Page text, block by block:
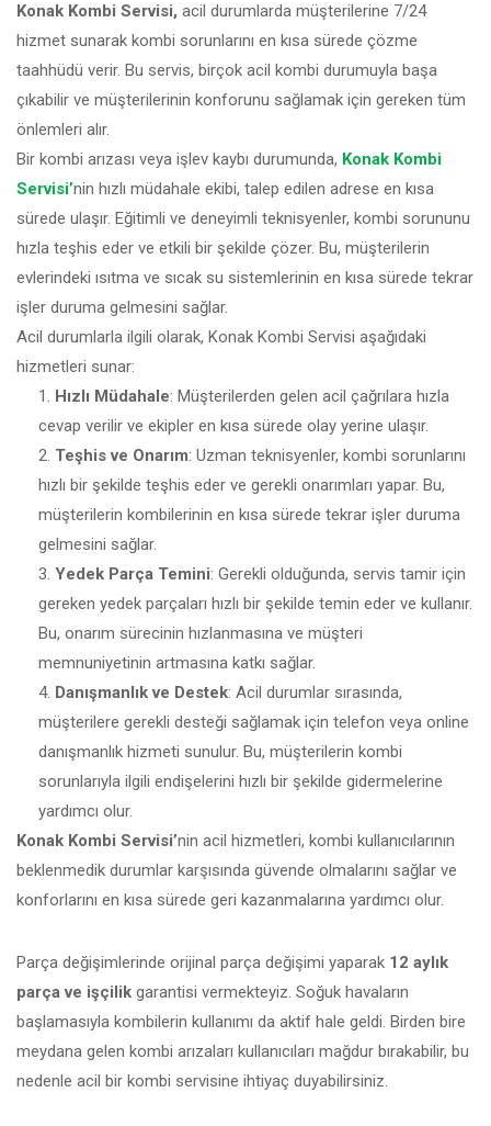
Konak Kombi Servisi, acil durumlarda müşterilerine 7/24
hizmet sunarak kombi sorunlarını en kısa sürede çözme
taahhüdü verir. Bu servis, birçok acil kombi durumuyla başa
çıkabilir ve müşterilerinin konforunu sağlamak için gereken tüm
önlemleri alır.
Bir kombi arızası veya işlev kaybı durumunda, Konak Kombi
Servisi’nin hızlı müdahale ekibi, talep edilen adrese en kısa
sürede ulaşır. Eğitimli ve deneyimli teknisyenler, kombi sorununu
hızla teşhis eder ve etkili bir şekilde çözer. Bu, müşterilerin
evlerindeki ısıtma ve sıcak su sistemlerinin en kısa sürede tekrar
işler duruma gelmesini sağlar.
Acil durumlarla ilgili olarak, Konak Kombi Servisi aşağıdaki
hizmetleri sunar:
Hızlı Müdahale: Müşterilerden gelen acil çağrılara hızla
cevap verilir ve ekipler en kısa sürede olay yerine ulaşır.
Teşhis ve Onarım: Uzman teknisyenler, kombi sorunlarını
hızlı bir şekilde teşhis eder ve gerekli onarımları yapar. Bu,
müşterilerin kombilerinin en kısa sürede tekrar işler duruma
gelmesini sağlar.
Yedek Parça Temini: Gerekli olduğunda, servis tamir için
gereken yedek parçaları hızlı bir şekilde temin eder ve kullanır.
Bu, onarım sürecinin hızlanmasına ve müşteri
memnuniyetinin artmasına katkı sağlar.
Danışmanlık ve Destek: Acil durumlar sırasında,
müşterilere gerekli desteği sağlamak için telefon veya online
danışmanlık hizmeti sunulur. Bu, müşterilerin kombi
sorunlarıyla ilgili endişelerini hızlı bir şekilde gidermelerine
yardımcı olur.
Konak Kombi Servisi’nin acil hizmetleri, kombi kullanıcılarının
beklenmedik durumlar karşısında güvende olmalarını sağlar ve
konforlarını en kısa sürede geri kazanmalarına yardımcı olur.
Parça değişimlerinde orijinal parça değişimi yaparak 12 aylık
parça ve işçilik garantisi vermekteyiz. Soğuk havaların
başlamasıyla kombilerin kullanımı da aktif hale geldi. Birden bire
meydana gelen kombi arızaları kullanıcıları mağdur bırakabilir, bu
nedenle acil bir kombi servisine ihtiyaç duyabilirsiniz.